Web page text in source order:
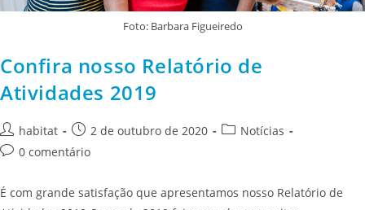
Foto: Barbara Figueiredo
Confira nosso Relatório de
Atividades 2019
habitat 2 de outubro de 2020
Notícias
0 comentário
É com grande satisfação que apresentamos nosso Relatório de